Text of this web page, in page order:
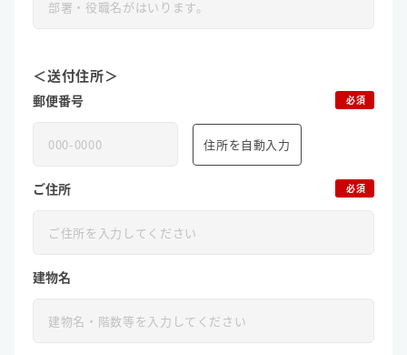
＜送付住所＞
郵便番号 必須
住所を自動入力
ご住所 必須
建物名